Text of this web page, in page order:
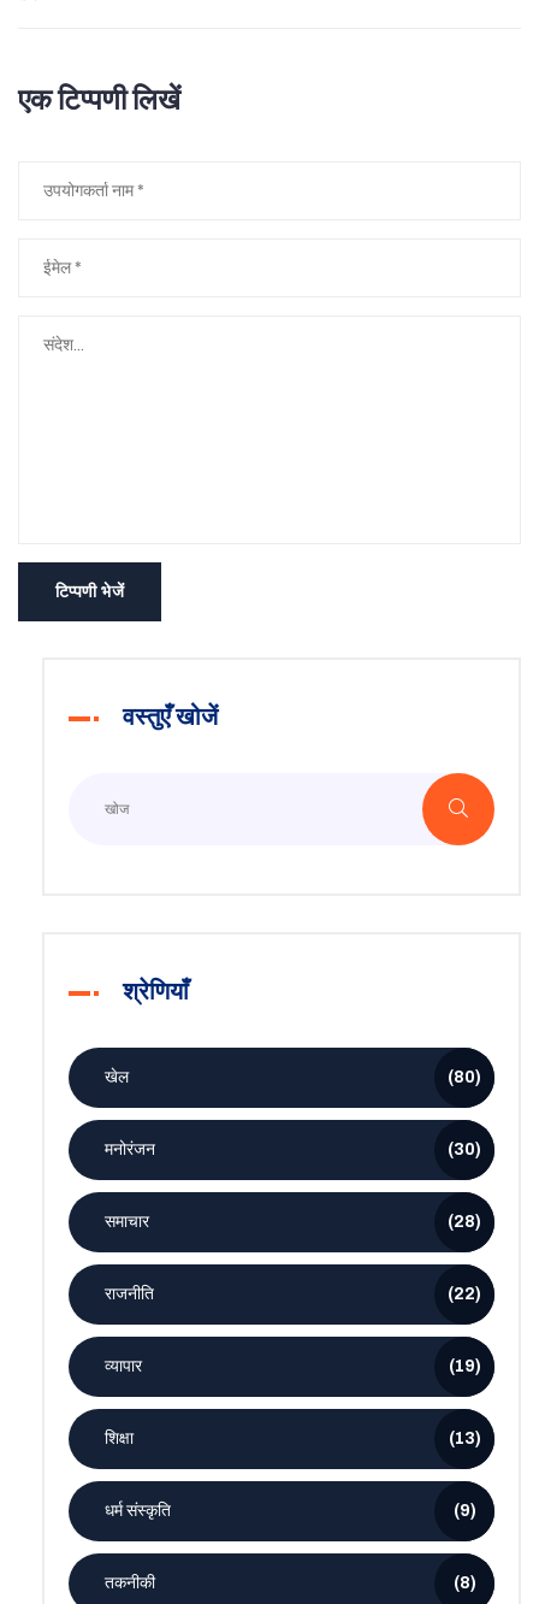
एक टिप्पणी लिखें
टिप्पणी भेजें
वस्तुएँ खोजें
श्रेणियाँ
खेल (80)
मनोरंजन (30)
समाचार (28)
राजनीति (22)
व्यापार (19)
शिक्षा (13)
धर्म संस्कृति (9)
तकनीकी (8)